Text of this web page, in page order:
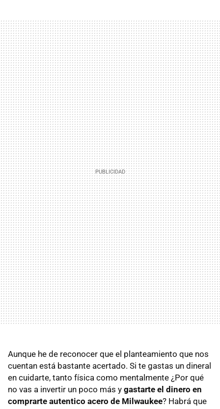
Aunque he de reconocer que el planteamiento que nos
cuentan está bastante acertado. Si te gastas un dineral
en cuidarte, tanto física como mentalmente ¿Por qué
no vas a invertir un poco más y gastarte el dinero en
comprarte autentico acero de Milwaukee? Habrá que